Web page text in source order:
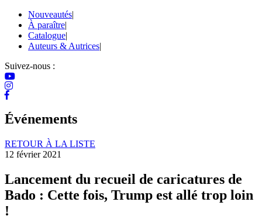
Nouveautés|
À paraître|
Catalogue|
Auteurs & Autrices|
Suivez-nous :
Événements
RETOUR À LA LISTE
12 février 2021
Lancement du recueil de caricatures de
Bado : Cette fois, Trump est allé trop loin
!